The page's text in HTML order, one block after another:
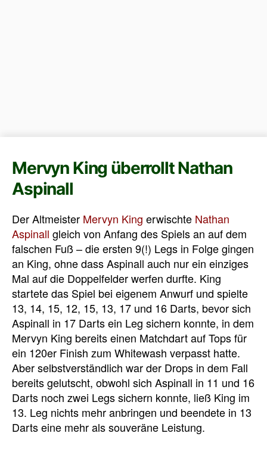
Mervyn King überrollt Nathan
Aspinall
Der Altmeister Mervyn King erwischte Nathan
Aspinall gleich von Anfang des Spiels an auf dem
falschen Fuß – die ersten 9(!) Legs in Folge gingen
an King, ohne dass Aspinall auch nur ein einziges
Mal auf die Doppelfelder werfen durfte. King
startete das Spiel bei eigenem Anwurf und spielte
13, 14, 15, 12, 15, 13, 17 und 16 Darts, bevor sich
Aspinall in 17 Darts ein Leg sichern konnte, in dem
Mervyn King bereits einen Matchdart auf Tops für
ein 120er Finish zum Whitewash verpasst hatte.
Aber selbstverständlich war der Drops in dem Fall
bereits gelutscht, obwohl sich Aspinall in 11 und 16
Darts noch zwei Legs sichern konnte, ließ King im
13. Leg nichts mehr anbringen und beendete in 13
Darts eine mehr als souveräne Leistung.